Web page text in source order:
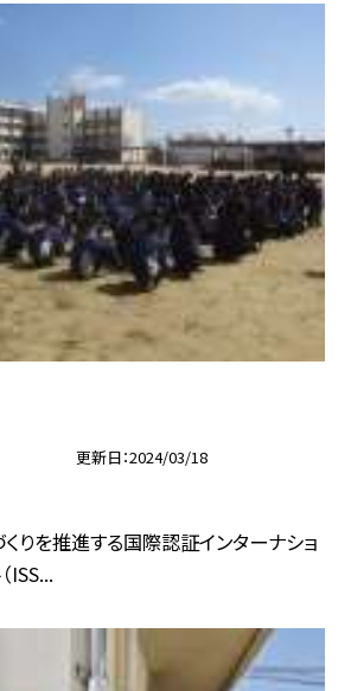
更新日 2024/03/18
りを推進する国際認証インターナショ
ISS...